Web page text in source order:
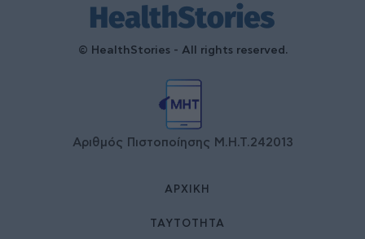
© HealthStories - All rights reserved.
Αριθμός Πιστοποίησης Μ.Η.Τ.242013
ΑΡΧΙΚΉ
ΤΑΥΤΌΤΗΤΑ